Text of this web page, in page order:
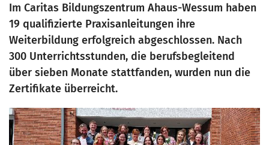
Im Caritas Bildungszentrum Ahaus-Wessum haben
19 qualifizierte Praxisanleitungen ihre
Weiterbildung erfolgreich abgeschlossen. Nach
300 Unterrichtsstunden, die berufsbegleitend
über sieben Monate stattfanden, wurden nun die
Zertifikate überreicht.